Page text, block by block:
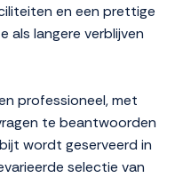
en een prettige
als langere verblijven
professioneel, met
te beantwoorden
wordt geserveerd in
selectie van